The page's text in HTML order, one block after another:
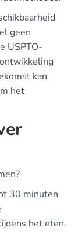
geen
USPTO-
kan
het
30 minuten
het eten.